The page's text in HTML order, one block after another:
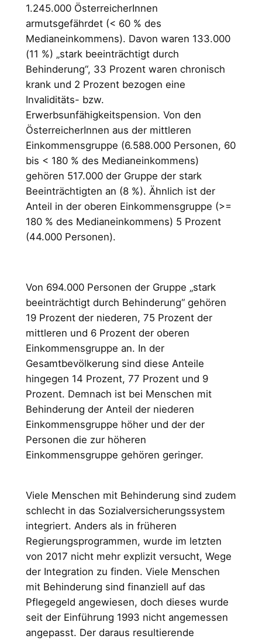
1.245.000 ÖsterreicherInnen
armutsgefährdet (< 60 % des
Medianeinkommens). Davon waren 133.000
(11 %) „stark beeinträchtigt durch
Behinderung“, 33 Prozent waren chronisch
krank und 2 Prozent bezogen eine
Invaliditäts- bzw.
Erwerbsunfähigkeitspension. Von den
ÖsterreicherInnen aus der mittleren
Einkommensgruppe (6.588.000 Personen, 60
bis < 180 % des Medianeinkommens)
gehören 517.000 der Gruppe der stark
Beeinträchtigten an (8 %). Ähnlich ist der
Anteil in der oberen Einkommensgruppe (>=
180 % des Medianeinkommens) 5 Prozent
(44.000 Personen).
Von 694.000 Personen der Gruppe „stark
beeinträchtigt durch Behinderung“ gehören
19 Prozent der niederen, 75 Prozent der
mittleren und 6 Prozent der oberen
Einkommensgruppe an. In der
Gesamtbevölkerung sind diese Anteile
hingegen 14 Prozent, 77 Prozent und 9
Prozent. Demnach ist bei Menschen mit
Behinderung der Anteil der niederen
Einkommensgruppe höher und der der
Personen die zur höheren
Einkommensgruppe gehören geringer.
Viele Menschen mit Behinderung sind zudem
schlecht in das Sozialversicherungssystem
integriert. Anders als in früheren
Regierungsprogrammen, wurde im letzten
von 2017 nicht mehr explizit versucht, Wege
der Integration zu finden. Viele Menschen
mit Behinderung sind finanziell auf das
Pflegegeld angewiesen, doch dieses wurde
seit der Einführung 1993 nicht angemessen
angepasst. Der daraus resultierende